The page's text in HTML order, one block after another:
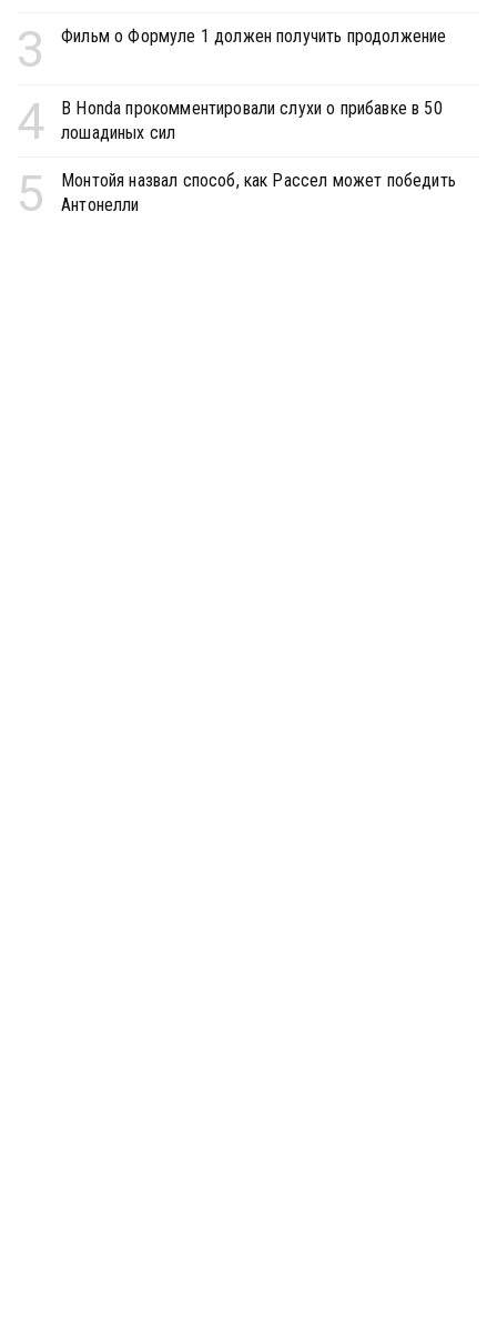
3 Фильм о Формуле 1 должен получить продолжение
4
В Honda прокомментировали слухи о прибавке в 50
лошадиных сил
5
Монтойя назвал способ, как Рассел может победить
Антонелли